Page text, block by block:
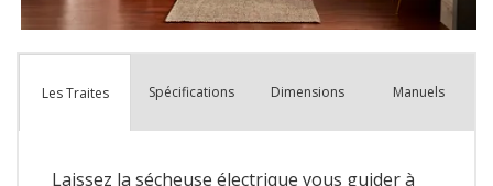
Les Traites Spécifications Dimensions Manuels
Laissez la sécheuse électrique vous guider à